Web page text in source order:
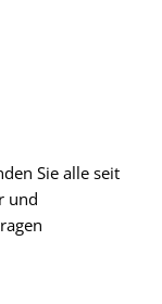
Sie alle seit
und